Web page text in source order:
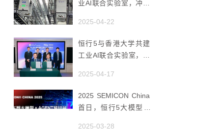
业AI联合实验室，冲破
花板”
2025-04-22
恒行5与香港大学共建
工业AI联合实验室，推
创新枢纽
2025-04-17
2025 SEMICON China
首日，恒行5大模型 ×
体AI智造新浪潮
2025-03-28